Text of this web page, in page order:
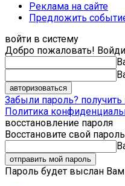
Реклама на сайте
Предложить
войти в систему
Добро пожаловать!
Забыли пароль?
Политика
восстановление пароля
Восстановите свой пароль
Пароль будет выслан Вам